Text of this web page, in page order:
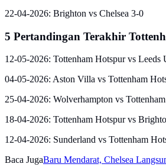
22-04-2026: Brighton vs Chelsea 3-0
5 Pertandingan Terakhir
12-05-2026: Tottenham Hotspur vs Leeds
04-05-2026: Aston Villa vs Tottenham
25-04-2026: Wolverhampton vs
18-04-2026: Tottenham Hotspur vs
12-04-2026: Sunderland vs Tottenham
Baca JugaBaru Mendarat, Chelsea